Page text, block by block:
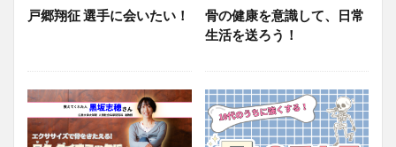
戸郷翔征 選手に会いたい！
骨の健康を意識して、日常
生活を送ろう！